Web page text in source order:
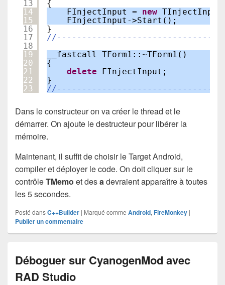
13
14
15
16
17
18
19
20
21
22
23
{
FInjectInput = new
FInjectInput->Start();
}
__fastcall TForm1::~TForm1()
{
delete
FInjectInput;
}
Dans le constructeur on va créer le thread et le
démarrer. On ajoute le destructeur pour libérer la
mémoire.
Maintenant, il suffit de choisir le Target Android,
compiler et déployer le code. On doit cliquer sur le
contrôleTMemo et desadevraient apparaître à toutes
les 5 secondes.
Posté dansC++Builder | Marqué comme Android, FireMonkey |
Publier un commentaire
Déboguer sur CyanogenMod avec
RAD Studio